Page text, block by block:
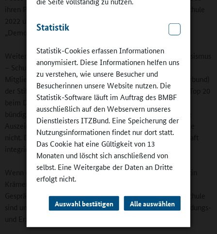
Statistik
Statistik-Cookies erfassen Informationen
anonymisiert. Diese Informationen helfen uns
zu verstehen, wie unsere Besucher und
Besucherinnen unsere Website nutzen. Die
Statistik-Software läuft im Auftrag des BMBF
ausschließlich auf den Webservern unseres
Dienstleisters ITZBund. Eine Speicherung der
Nutzungsinformationen findet nur dort statt.
Das Cookie hat eine Gültigkeit von 13
Monaten und löscht sich anschließend von
selbst. Eine Weitergabe der Daten an Dritte
erfolgt nicht.
Auswahl bestätigen Alle auswählen
ihren Platz finden. Kein Wunder, dass die Johannes-Kern-Schule
2022 und 2023 als Bundessieger aus dem Wettbewerb
„Demokratisch handeln“ hervorgegangen ist.
Weitere klingende Titel fügen sich hinzu: „Schule ohne Rassismus
– Schule mit Courage“ und „Umweltschule“ . Die Schule ist
Mitglied des Verbunds „StarS“ (Starke-Schulen – starker Verbund)
der Stiftung Bildungspakt Bayern und gehörte 2023 zu den Top 20
beim Deutschen Schulpreis. Der Schulleiter bringt kurz und
bündig auf den Punkt, was er für entscheidend für alle diese
Auszeichnungen hält: „Ohne Demokratie funktioniert Schule
nicht. Die Kinder und Jugendlichen müssen in die Gesellschaft
integriert sein.“
Wenn er von Schülerinnen und Schülern spricht, denkt Martin
Krämer automatisch auch an die Elternschaft, die wichtige
Gesprächspartner, Impulsgeber und Unterstützer für eine Schule
sind und sich an der Johannes-Kern-Schule als Teil einer Bildungs-
und Erziehungspartnerschaft versteht.